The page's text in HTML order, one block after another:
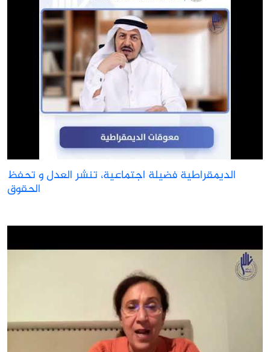
الديمقراطية فضيلة اجتماعية، تنشر العدل و تحفظ
الحقوق